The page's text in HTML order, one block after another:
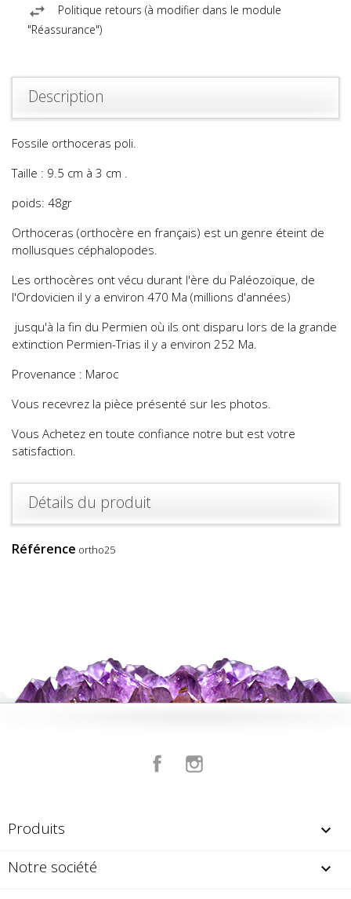
Politique retours (à modifier dans le module
"Réassurance")
Description
Fossile orthoceras poli.
Taille : 9.5 cm à 3 cm .
poids: 48gr
Orthoceras (orthocère en français) est un genre éteint de
mollusques céphalopodes.
Les orthocères ont vécu durant l'ère du Paléozoïque, de
l'Ordovicien il y a environ 470 Ma (millions d'années)
jusqu'à la fin du Permien où ils ont disparu lors de la grande
extinction Permien-Trias il y a environ 252 Ma.
Provenance : Maroc
Vous recevrez la pièce présenté sur les photos.
Vous Achetez en toute confiance notre but est votre
satisfaction.
Détails du produit
Référence ortho25
Facebook
Produits 
Notre société 